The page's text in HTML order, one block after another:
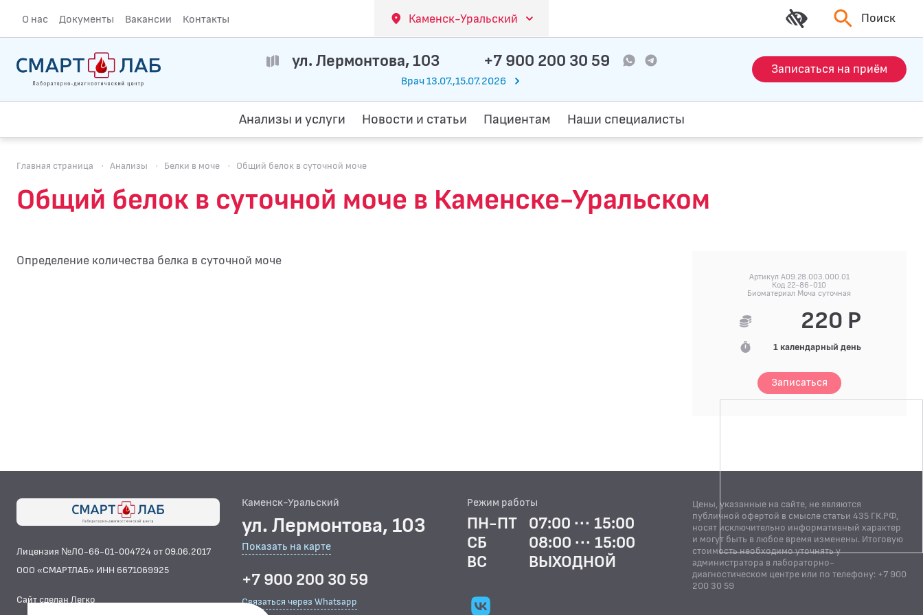
О нас Документы Вакансии Контакты Каменск-Уральский Поиск
ул. Лермонтова, 103 +7 900 200 30 59
Врач 13.07.,15.07.2026
Записаться на приём
Анализы и услуги Новости и статьи Пациентам Наши специалисты
Главная страница · Анализы · Белки в моче · Общий белок в суточной моче
Общий белок в суточной моче в Каменске-Уральском
Определение количества белка в суточной моче
Артикул A09.28.003.000.01
Код 22-86-010
Биоматериал Моча суточная
220 Р
1 календарный день
Записаться
Лицензия №ЛО-66-01-004724 от 09.06.2017
ООО «СМАРТЛАБ» ИНН 6671069925
Сайт сделан Легко
Каменск-Уральский
ул. Лермонтова, 103
Показать на карте
+7 900 200 30 59
Связаться через Whatsapp
Режим работы
ПН-ПТ
07:00 ··· 15:00
СБ
08:00 ··· 15:00
ВС
ВЫХОДНОЙ
Цены, указанные на сайте, не являются
публичной офертой в смысле статьи 435 ГК.РФ,
носят исключительно информативный характер
и могут быть в любое время изменены. Итоговую
стоимость необходимо уточнять у
администратора в лабораторно-
диагностическом центре или по телефону: +7 900
200 30 59